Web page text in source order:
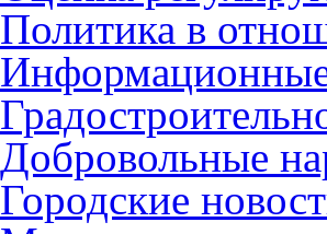
Политика в
Добровольные
Городские